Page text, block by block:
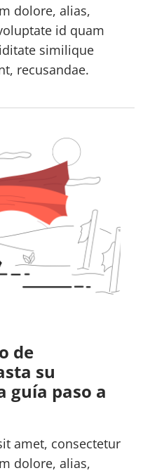
dolore, alias,
id quam
similique
recusandae.
de
su
guía paso a
amet, consectetur
dolore, alias,